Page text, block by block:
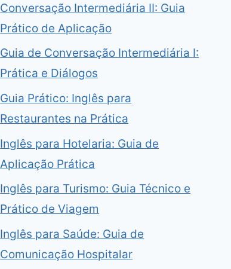
Conversação Intermediária II: Guia
Prático de Aplicação
Guia de Conversação Intermediária I:
Prática e Diálogos
Guia Prático: Inglês para
Restaurantes na Prática
Inglês para Hotelaria: Guia de
Aplicação Prática
Inglês para Turismo: Guia Técnico e
Prático de Viagem
Inglês para Saúde: Guia de
Comunicação Hospitalar